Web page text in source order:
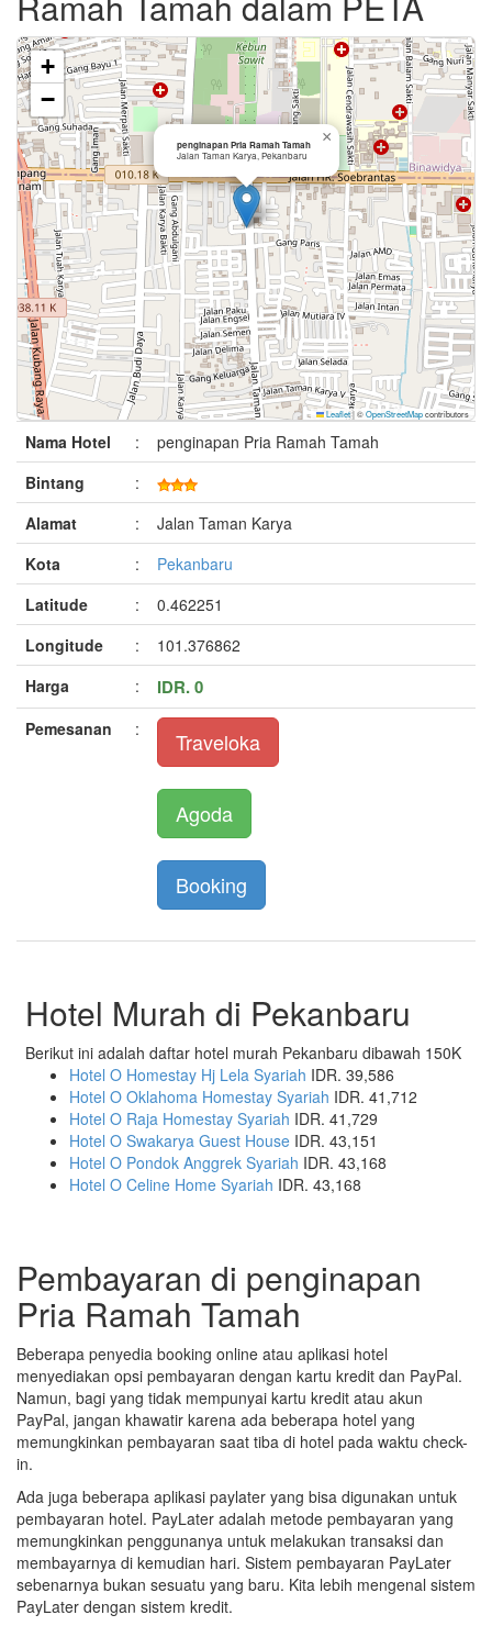
penginapan Pria Ramah Tamah
Jalan Taman Karya, Pekanbaru
×
+
−
Leaflet|©OpenStreetMapcontributors
Nama Hotel :
penginapan Pria Ramah Tamah
Bintang
:
Alamat
:
Jalan Taman Karya
Kota
:
Pekanbaru
Latitude
:
0.462251
Longitude
:
101.376862
Harga
: IDR. 0
Pemesanan : Traveloka
Agoda
Booking
Hotel Murah di Pekanbaru
Berikut ini adalah daftar hotel murah Pekanbaru dibawah 150K
Hotel O Homestay Hj Lela Syariah IDR. 39,586
Hotel O Oklahoma Homestay Syariah IDR. 41,712
Hotel O Raja Homestay Syariah IDR. 41,729
Hotel O Swakarya Guest House IDR. 43,151
Hotel O Pondok Anggrek Syariah IDR. 43,168
Hotel O Celine Home Syariah IDR. 43,168
Pembayaran di penginapan
Pria Ramah Tamah
Beberapa penyedia booking online atau aplikasi hotel
menyediakan opsi pembayaran dengan kartu kredit dan PayPal.
Namun, bagi yang tidak mempunyai kartu kredit atau akun
PayPal, jangan khawatir karena ada beberapa hotel yang
memungkinkan pembayaran saat tiba di hotel pada waktu check-
in.
Ada juga beberapa aplikasi paylater yang bisa digunakan untuk
pembayaran hotel. PayLater adalah metode pembayaran yang
memungkinkan penggunanya untuk melakukan transaksi dan
membayarnya di kemudian hari. Sistem pembayaran PayLater
sebenarnya bukan sesuatu yang baru. Kita lebih mengenal sistem
PayLater dengan sistem kredit.